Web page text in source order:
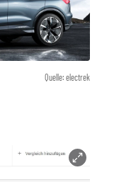
Quelle: electrek